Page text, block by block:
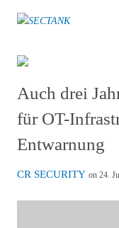
Auch drei
für OT-
Entwarnung
CR SECURITY on 24.